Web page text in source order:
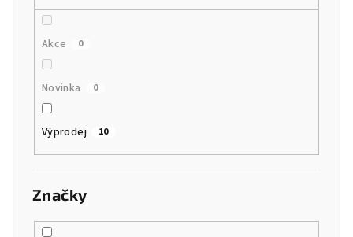
Akce 0
Novinka 0
Výprodej 10
Značky